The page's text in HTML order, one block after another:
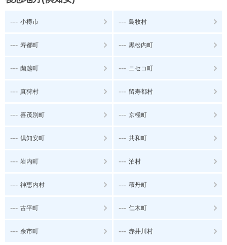
--- 小樽市 --- 島牧村
--- 寿都町 --- 黒松内町
--- 蘭越町 --- ニセコ町
--- 真狩村 --- 留寿都村
--- 喜茂別町 --- 京極町
--- 倶知安町 --- 共和町
--- 岩内町 --- 泊村
--- 神恵内村 --- 積丹町
--- 古平町 --- 仁木町
--- 余市町 --- 赤井川村